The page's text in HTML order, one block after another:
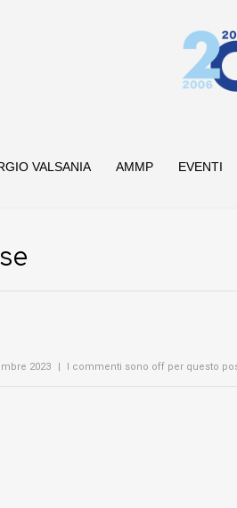
VALSANIA AMMP EVENTI
2023 I commenti sono off per questo